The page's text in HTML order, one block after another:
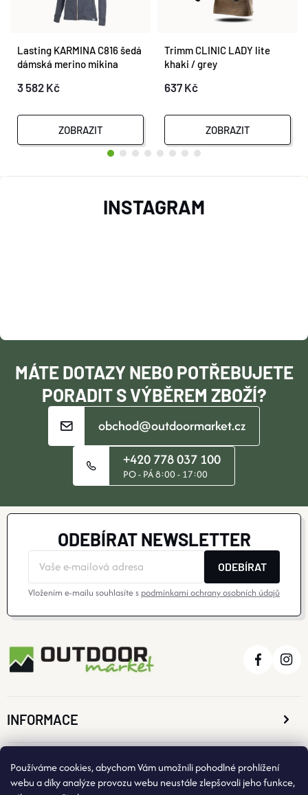
Používáme cookies, abychom Vám umožnili pohodlné prohlížení
webu a díky analýze provozu webu neustále zlepšovali jeho funkce,
Lasting KARMINA C816 šedá
dámská merino mikina
3 582 Kč
ZOBRAZIT
Trimm CLINIC LADY lite
khaki / grey
637 Kč
ZOBRAZIT
T
MÁTE DOTAZY NEBO POTŘEBUJETE
PORADIT S VÝBĚREM ZBOŽÍ?
obchod@outdoormarket.cz
+420 778 037 100
PO - PÁ 8:00 - 17:00
INSTAGRAM
ODEBÍRAT NEWSLETTER
ODEBÍRAT
Vložením e-mailu souhlasíte s podmínkami ochrany osobních údajů
INFORMACE
O NÁKUPU